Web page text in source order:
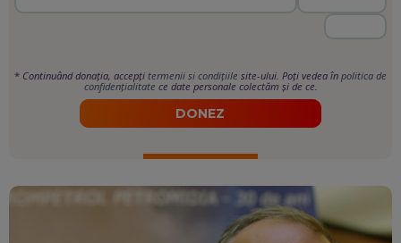
* Continuând donația, accepți termenii si condițiile site-ului. Poți vedea în politica de
confidențialitate ce date personale colectăm și de ce.
DONEZ